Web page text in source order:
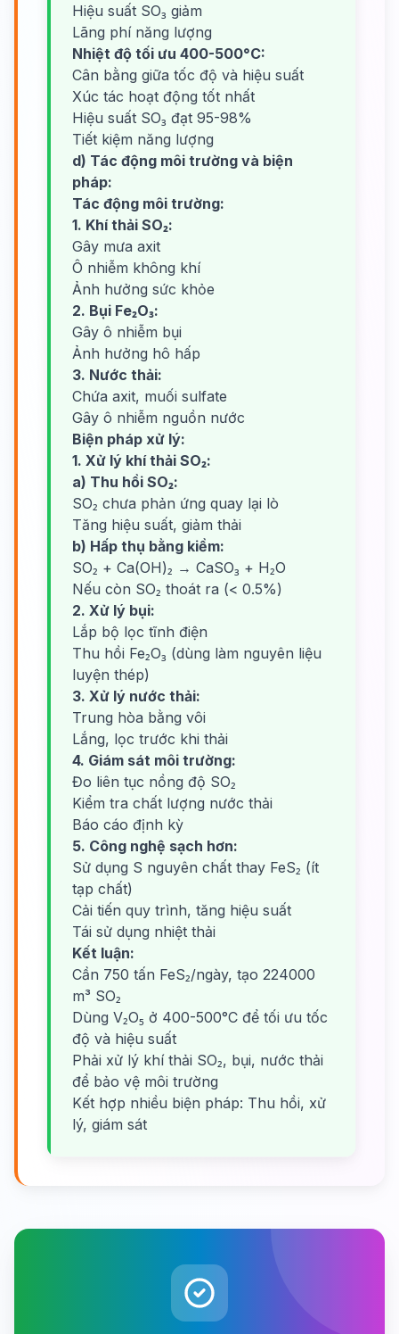
Hiệu suất SO₃ giảm
Lãng phí năng lượng
Nhiệt độ tối ưu 400-500°C:
Cân bằng giữa tốc độ và hiệu suất
Xúc tác hoạt động tốt nhất
Hiệu suất SO₃ đạt 95-98%
Tiết kiệm năng lượng
d) Tác động môi trường và biện
pháp:
Tác động môi trường:
1. Khí thải SO₂:
Gây mưa axit
Ô nhiễm không khí
Ảnh hưởng sức khỏe
2. Bụi Fe₂O₃:
Gây ô nhiễm bụi
Ảnh hưởng hô hấp
3. Nước thải:
Chứa axit, muối sulfate
Gây ô nhiễm nguồn nước
Biện pháp xử lý:
1. Xử lý khí thải SO₂:
a) Thu hồi SO₂:
SO₂ chưa phản ứng quay lại lò
Tăng hiệu suất, giảm thải
b) Hấp thụ bằng kiềm:
SO₂ + Ca(OH)₂ → CaSO₃ + H₂O
Nếu còn SO₂ thoát ra (< 0.5%)
2. Xử lý bụi:
Lắp bộ lọc tĩnh điện
Thu hồi Fe₂O₃ (dùng làm nguyên liệu
luyện thép)
3. Xử lý nước thải:
Trung hòa bằng vôi
Lắng, lọc trước khi thải
4. Giám sát môi trường:
Đo liên tục nồng độ SO₂
Kiểm tra chất lượng nước thải
Báo cáo định kỳ
5. Công nghệ sạch hơn:
Sử dụng S nguyên chất thay FeS₂ (ít
tạp chất)
Cải tiến quy trình, tăng hiệu suất
Tái sử dụng nhiệt thải
Kết luận:
Cần 750 tấn FeS₂/ngày, tạo 224000
m³ SO₂
Dùng V₂O₅ ở 400-500°C để tối ưu tốc
độ và hiệu suất
Phải xử lý khí thải SO₂, bụi, nước thải
để bảo vệ môi trường
Kết hợp nhiều biện pháp: Thu hồi, xử
lý, giám sát